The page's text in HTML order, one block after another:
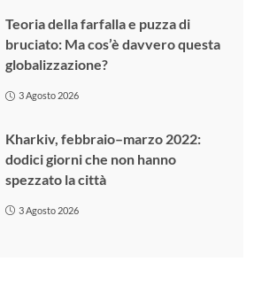
Teoria della farfalla e puzza di
bruciato: Ma cos’è davvero questa
globalizzazione?
3 Agosto 2026
Kharkiv, febbraio–marzo 2022:
dodici giorni che non hanno
spezzato la città
3 Agosto 2026